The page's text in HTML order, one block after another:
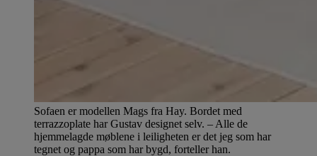
Sofaen er modellen Mags fra Hay. Bordet med
terrazzoplate har Gustav designet selv. – Alle de
hjemmelagde møblene i leiligheten er det jeg som har
tegnet og pappa som har bygd, forteller han.